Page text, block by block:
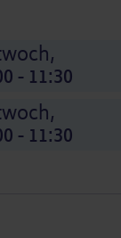
- 11:30
- 11:30
- 11:30
- 11:30
- 11:30
- 11:30
- 11:30
- 11:30
- 11:30
- 11:30